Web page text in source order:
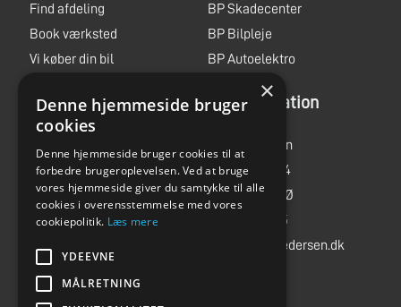
Find afdeling
Book værksted
Vi køber din bil
Jobs
MC ture
BP Skadecenter
BP Bilpleje
BP Autoelektro
Administration
Bent Pedersen
Storegade 244
6705 Esbjerg Ø
75 14 03 55
info@bent-pedersen.dk
×
Denne hjemmeside bruger
cookies
Denne hjemmeside bruger cookies til at
forbedre brugeroplevelsen. Ved at bruge
vores hjemmeside giver du samtykke til alle
cookies i overensstemmelse med vores
cookiepolitik. Læs mere
YDEEVNE
MÅLRETNING